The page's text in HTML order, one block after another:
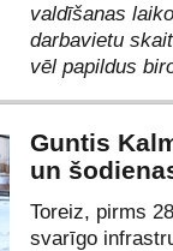
valdīšanas
darbavietu
vēl papildus
Guntis
un
Toreiz, pirms
svarīgo